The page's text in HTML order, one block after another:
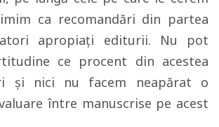
ca recomandări din partea
apropiaţi editurii. Nu pot
ce procent din acestea
şi nici nu facem neapărat o
între manuscrise pe acest